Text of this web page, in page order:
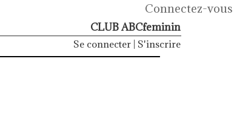
Connectez-vous
CLUB ABCfeminin
Se connecter S'inscrire